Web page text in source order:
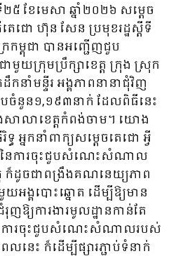
៥ ខែមេសា ឆ្នាំ២០២៦ សម្តេច
េជោ ហ៊ុន សែន ប្រមុខរដ្ឋស្ដីទី
កម្ពុជា បានអញ្ជើញជួប
ក្រុមប្រឹក្សាខេត្ត ក្រុង ស្រុក
កនាំមន្ទីរ អង្គភាពនានាជុំវិញ
បចំនួន១,១៩៣នាក់ ដែលពិធីនេះ
ងសាលាខេត្តកំពង់ចាម។ យោង
ធ អ្នកនាំពាក្យសម្ដេចតេជោ អ្វី
ៃការចុះជួបសំណេះសំណាល
ត ក៏ដូចជាពង្រឹងគណនេយ្យភាព
យអង្គបោះឆ្នោត ដើម្បីឱ្យមាន
ញឱ្យការងារមូលដ្ឋានកាន់តែ
ការចុះជួបសំណេះសំណាលរបស់
នេះ ក៏ដើម្បីផ្សារភ្ជាប់ទំនាក់